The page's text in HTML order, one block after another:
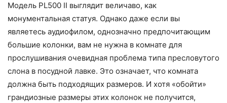
Модель PL500 II выглядит величаво, как
монументальная статуя. Однако даже если вы
являетесь аудиофилом, однозначно предпочитающим
большие колонки, вам не нужна в комнате для
прослушивания очевидная проблема типа пресловутого
слона в посудной лавке. Это означает, что комната
должна быть подходящих размеров. И хотя «обойти»
грандиозные размеры этих колонок не получится,